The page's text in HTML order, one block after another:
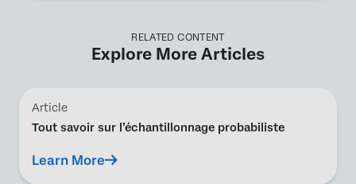
RELATED CONTENT
Explore More Articles
Article
Tout savoir sur l’échantillonnage probabiliste
Learn More